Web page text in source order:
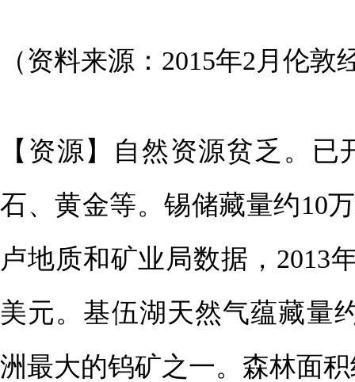
（资料来源：2015年2月伦敦
【资源】自然资源贫乏。
石、黄金等。锡储藏量约10
卢地质和矿业局数据，2013
美元。基伍湖天然气蕴藏量
洲最大的钨矿之一。森林面